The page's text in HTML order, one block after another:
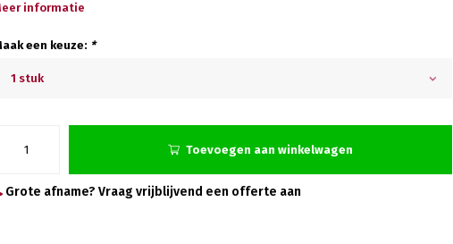
informatie
een keuze: *
1 stuk
Toevoegen aan winkelwagen
Grote afname? Vraag vrijblijvend een offerte aan